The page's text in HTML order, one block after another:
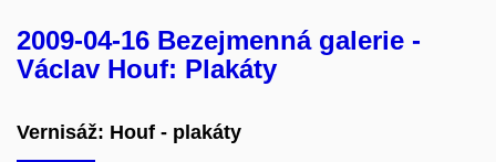
2009-04-16 Bezejmenná galerie -
Václav Houf: Plakáty
Vernisáž: Houf - plakáty